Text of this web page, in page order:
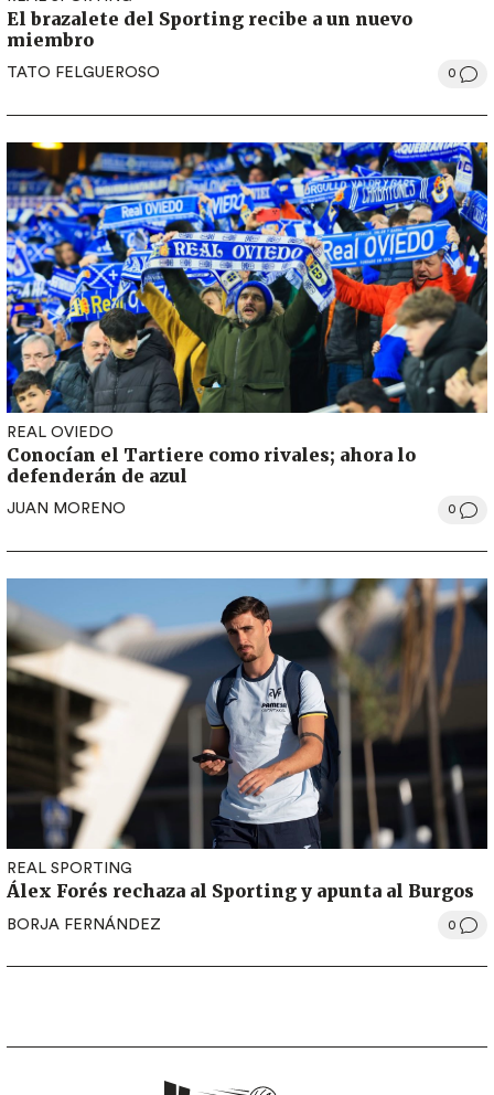
El brazalete del Sporting recibe a un nuevo
miembro
TATO FELGUEROSO 0
REAL OVIEDO
Conocían el Tartiere como rivales; ahora lo
defenderán de azul
JUAN MORENO 0
REAL SPORTING
Álex Forés rechaza al Sporting y apunta al Burgos
BORJA FERNÁNDEZ 0